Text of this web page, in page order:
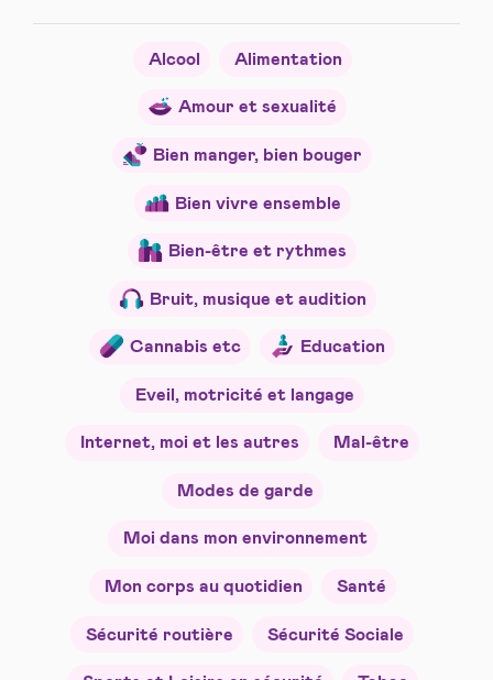
Alcool Alimentation
Amour et sexualité
Bien manger, bien bouger
Bien vivre ensemble
Bien-être et rythmes
Bruit, musique et audition
Cannabis etc Education
Eveil, motricité et langage
Internet, moi et les autres Mal-être
Modes de garde
Moi dans mon environnement
Mon corps au quotidien Santé
Sécurité routière Sécurité Sociale